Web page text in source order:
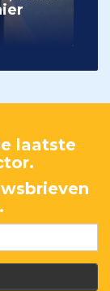
laatste